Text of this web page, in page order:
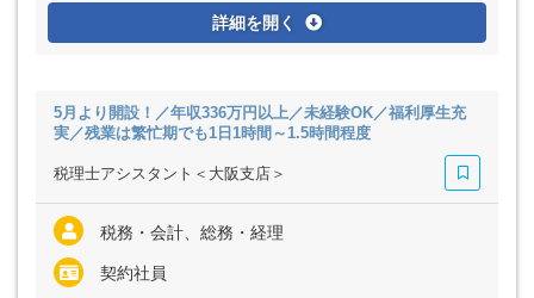
詳細を開く
5月より開設！／年収336万円以上／未経験OK／福利厚生充
実／残業は繁忙期でも1日1時間～1.5時間程度
税理士アシスタント＜大阪支店＞
税務・会計、総務・経理
契約社員